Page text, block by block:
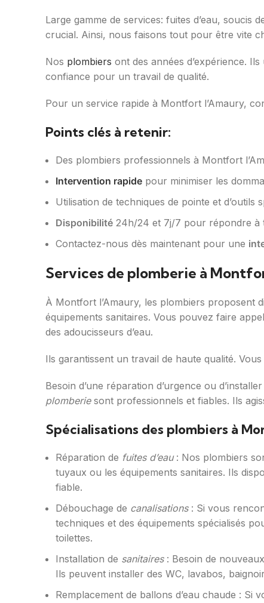
Large gamme de services: fuites d’eau, soucis
crucial. Ainsi, nous faisons tout pour être vite
Nos plombiers ont des années d’expérience.
confiance pour un travail de qualité.
Pour un service rapide à Montfort l’Amaury,
Points clés à retenir:
Des plombiers professionnels à Montfort
Intervention rapide pour minimiser les
Utilisation de techniques de pointe et
Disponibilité 24h/24 et 7j/7 pour répondre à
Contactez-nous dès maintenant pour une
Services de plomberie à
À Montfort l’Amaury, les plombiers proposent
équipements sanitaires. Vous pouvez faire
des adoucisseurs d’eau.
Ils garantissent un travail de haute qualité.
Besoin d’une réparation d’urgence ou
plomberiesont professionnels et fiables. Ils
Spécialisations des plombiers à
Réparation de fuites d’eau: Nos plombiers
tuyaux ou les équipements sanitaires. Ils
fiable.
Débouchage de canalisations: Si vous
techniques et des équipements spécialisés
toilettes.
Installation de sanitaires: Besoin de
Ils peuvent installer des WC, lavabos,
Remplacement de ballons d’eau chaude :